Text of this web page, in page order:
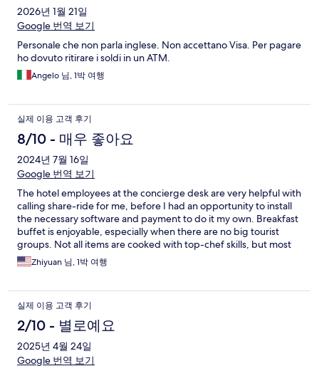
2026년 1월 21일
Google 번역 보기
Personale che non parla inglese. Non accettano Visa. Per pagare
ho dovuto ritirare i soldi in un ATM.
Angelo 님, 1박 여행
실제 이용 고객 후기
8/10 - 매우 좋아요
2024년 7월 16일
Google 번역 보기
The hotel employees at the concierge desk are very helpful with
calling share-ride for me, before I had an opportunity to install
the necessary software and payment to do it my own. Breakfast
buffet is enjoyable, especially when there are no big tourist
groups. Not all items are cooked with top-chef skills, but most
of them are pleasant to both the taste bud. Selections are not
extravagant but more than reasonable. Most importantly, the
Zhiyuan 님, 1박 여행
실제 이용 고객 후기
2/10 - 별로예요
2025년 4월 24일
Google 번역 보기